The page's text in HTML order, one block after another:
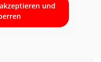
und